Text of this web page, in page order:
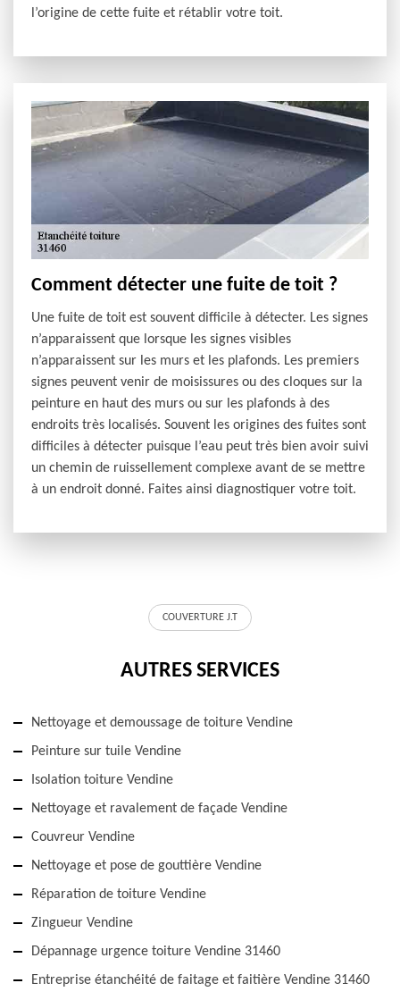
l’origine de cette fuite et rétablir votre toit.
Comment détecter une fuite de toit ?
Une fuite de toit est souvent difficile à détecter. Les signes
n’apparaissent que lorsque les signes visibles
n’apparaissent sur les murs et les plafonds. Les premiers
signes peuvent venir de moisissures ou des cloques sur la
peinture en haut des murs ou sur les plafonds à des
endroits très localisés. Souvent les origines des fuites sont
difficiles à détecter puisque l’eau peut très bien avoir suivi
un chemin de ruissellement complexe avant de se mettre
à un endroit donné. Faites ainsi diagnostiquer votre toit.
COUVERTURE J.T
AUTRES SERVICES
Nettoyage et demoussage de toiture Vendine
Peinture sur tuile Vendine
Isolation toiture Vendine
Nettoyage et ravalement de façade Vendine
Couvreur Vendine
Nettoyage et pose de gouttière Vendine
Réparation de toiture Vendine
Zingueur Vendine
Dépannage urgence toiture Vendine 31460
Entreprise étanchéité de faitage et faitière Vendine 31460